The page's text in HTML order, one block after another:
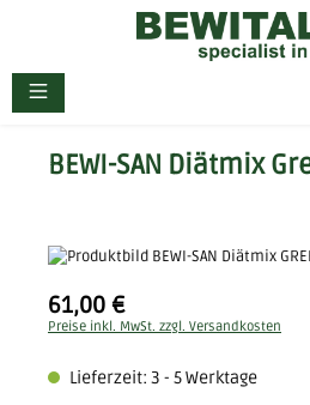
Zum Hauptinhalt springen
BEWI-SAN Diätmix
Bildergalerie überspringen
Regulärer Preis:
61,00 €
Preise inkl. MwSt. zzgl. Versandkosten
Lieferzeit: 3 - 5 Werktage